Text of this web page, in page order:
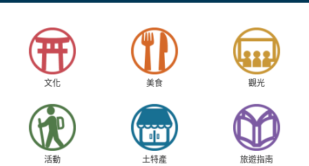
文化 美食 觀光
活動 土特產 旅遊指南